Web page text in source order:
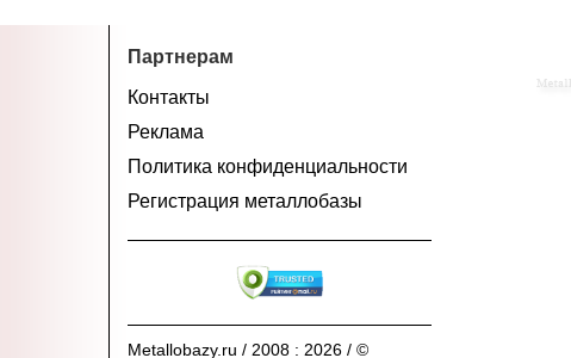
Партнерам
Контакты
Реклама
Политика конфиденциальности
Регистрация металлобазы
Metallobazy.ru / 2008 : 2026 / ©